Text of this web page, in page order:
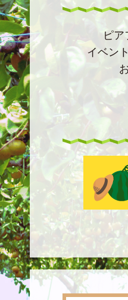
ピア
イベン